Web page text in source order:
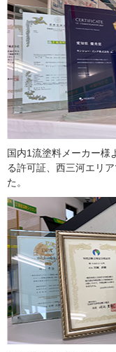
国内1流塗料メーカー様
る許可証、西三河エリ
た。